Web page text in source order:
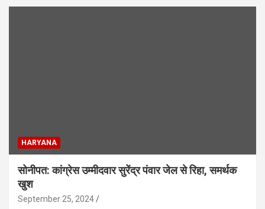
HARYANA
सोनीपत: कांग्रेस उम्मीदवार सुरेंद्र पंवार जेल से रिहा, समर्थक
खुश
September 25, 2024